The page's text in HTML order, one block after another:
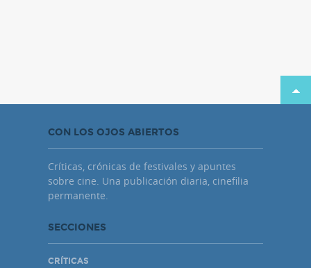
CON LOS OJOS ABIERTOS
Críticas, crónicas de festivales y apuntes
sobre cine. Una publicación diaria, cinefilia
permanente.
SECCIONES
CRÍTICAS